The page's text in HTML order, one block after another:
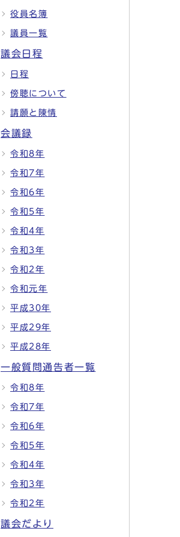
役員名簿
議員一覧
議会日程
日程
傍聴について
請願と陳情
会議録
令和8年
令和7年
令和6年
令和5年
令和4年
令和3年
令和2年
令和元年
平成30年
平成29年
平成28年
一般質問通告者一覧
令和8年
令和7年
令和6年
令和5年
令和4年
令和3年
令和2年
議会だより